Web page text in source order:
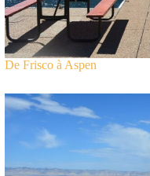
De Frisco à Aspen